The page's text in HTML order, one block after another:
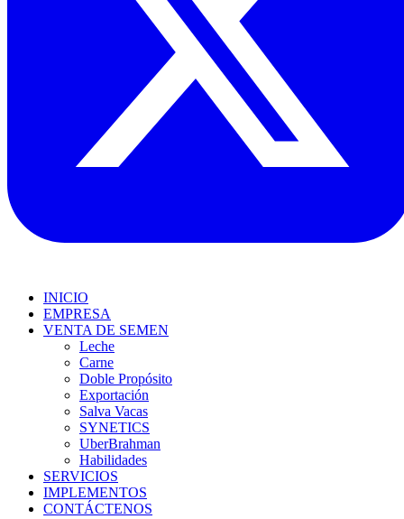
INICIO
EMPRESA
VENTA DE SEMEN
Leche
Carne
Doble Propósito
Exportación
Salva Vacas
SYNETICS
UberBrahman
Habilidades
SERVICIOS
IMPLEMENTOS
CONTÁCTENOS